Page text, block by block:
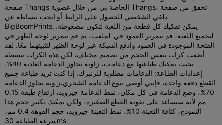
صفحة Thangs الخاصة بي من خلال عضوية Thangs، تحقق من صفحة
ملفي الشخصي للحصول على الرابط أو ابحث ببساطة عن
BigBoomPrints. يمكن تفكيك كل قطعة من اللعبة لتكون مضغوطة.
لتجميع اللعبة، قم بتمرير العمود في الملعب، ثم قم بتمرير لوحة الظهر في
الفتحة الموجودة في العمود وادفع الشبكة عبر لوحة الظهر لتثبيتهما معًا. لقد
أضفت كرات بنفس الحجم من تصميم مختلف، لكن هذه الكرات بسيطة
بحيث يمكنك طباعتها مع دعامات، زاوية تجاوز الدعامة العادية 40%.
إعدادات الطباعة: الدعامات مطلوبة للزنبرك. إذا كنت تريد طباعة جميع
القطع دفعة واحدة، فإنني أوصي بنوع الدعامة الشجري،زاوية تجاوز الدعامة
70%، وضع الدعامة في كل مكان، نمط الدعامة جيرويد، ارتفاع طبقة 0.15
مم لأنه سيساعد على تقوية القطع الصغيرة، ولكن يمكنك تكبير حجم هذا
النموذج، كثافة التعبئة 10%، نمط التعبئة جيرويد، حجم الفوهة 0.4 مم،
سرعة الطباعة 30ms